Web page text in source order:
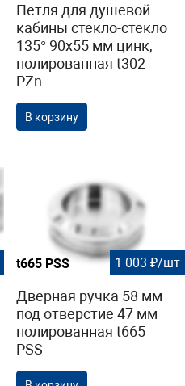
Петля для душевой
кабины стекло-стекло
135° 90х55 мм цинк,
полированная t302
PZn
В корзину
t665 PSS 1 003 ₽/шт
Дверная ручка 58 мм
под отверстие 47 мм
полированная t665
PSS